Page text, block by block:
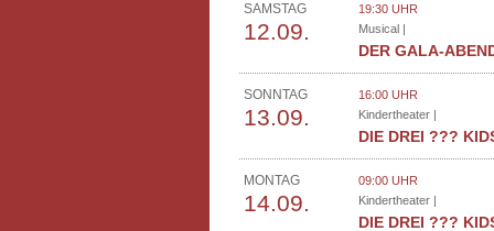
SAMSTAG
12.09.
19:30 UHR
Musical |
DER GALA-
SONNTAG
13.09.
16:00 UHR
Kindertheater |
DIE DREI ???
MONTAG
14.09.
09:00 UHR
Kindertheater |
DIE DREI ???